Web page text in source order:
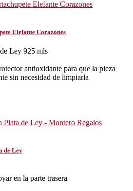
Elefante Corazones
Ley 925 mls
antioxidante para que la pieza
sin necesidad de limpiarla
de Ley
en la parte trasera